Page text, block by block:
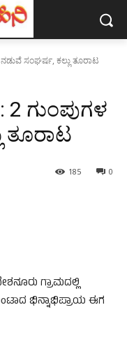
ಸಂಘರ್ಷ, ಕಲ್ಲು ತೂರಾಟ
ಗುಂಪುಗಳ
ತೂರಾಟ
0
185
ಗ್ರಾಮದಲ್ಲಿ
ಭಿನ್ನಾಭಿಪ್ರಾಯ ಈಗ